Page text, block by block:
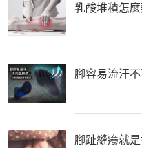
乳酸堆積怎
腳容易流汗
腳趾縫癢就